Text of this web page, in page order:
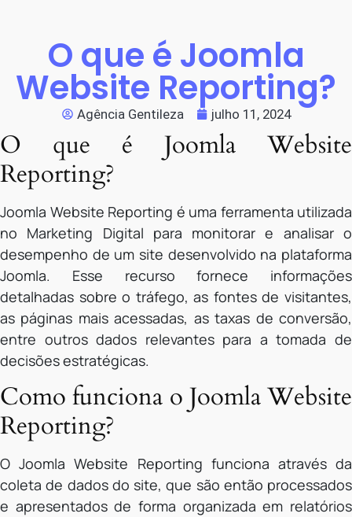
O que é Joomla
Website Reporting?
Agência Gentileza julho 11, 2024
O que é Joomla Website
Reporting?
Joomla Website Reporting é uma ferramenta utilizada
no Marketing Digital para monitorar e analisar o
desempenho de um site desenvolvido na plataforma
Joomla. Esse recurso fornece informações
detalhadas sobre o tráfego, as fontes de visitantes,
as páginas mais acessadas, as taxas de conversão,
entre outros dados relevantes para a tomada de
decisões estratégicas.
Como funciona o Joomla Website
Reporting?
O Joomla Website Reporting funciona através da
coleta de dados do site, que são então processados
e apresentados de forma organizada em relatórios